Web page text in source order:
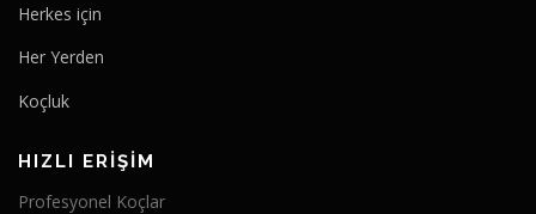
Herkes için
Her Yerden
Koçluk
HIZLI ERIŞIM
Profesyonel Koçlar